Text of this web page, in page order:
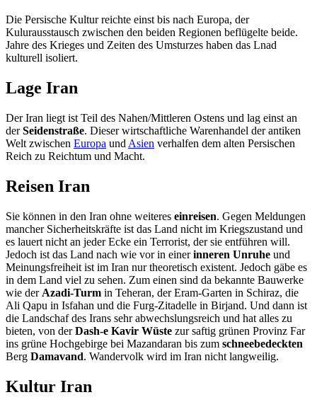
Die Persische Kultur reichte einst bis nach Europa, der
Kulurausstausch zwischen den beiden Regionen beflügelte beide.
Jahre des Krieges und Zeiten des Umsturzes haben das Lnad
kulturell isoliert.
Lage Iran
Der Iran liegt ist Teil des Nahen/Mittleren Ostens und lag einst an
derSeidenstraße. Dieser wirtschaftliche Warenhandel der antiken
Welt zwischen Europa und Asien verhalfen dem alten Persischen
Reich zu Reichtum und Macht.
Reisen Iran
Sie können in den Iran ohne weiteres einreisen. Gegen Meldungen
mancher Sicherheitskräfte ist das Land nicht im Kriegszustand und
es lauert nicht an jeder Ecke ein Terrorist, der sie entführen will.
Jedoch ist das Land nach wie vor in einerinneren Unruhe und
Meinungsfreiheit ist im Iran nur theoretisch existent. Jedoch gäbe es
in dem Land viel zu sehen. Zum einen sind da bekannte Bauwerke
wie der Azadi-Turm in Teheran, der Eram-Garten in Schiraz, die
Ali Qapu in Isfahan und die Furg-Zitadelle in Birjand. Und dann ist
die Landschaf des Irans sehr abwechslungsreich und hat alles zu
bieten, von derDash-e Kavir Wüste zur saftig grünen Provinz Far
ins grüne Hochgebirge bei Mazandaran bis zum schneebedeckten
Berg Damavand. Wandervolk wird im Iran nicht langweilig.
Kultur Iran